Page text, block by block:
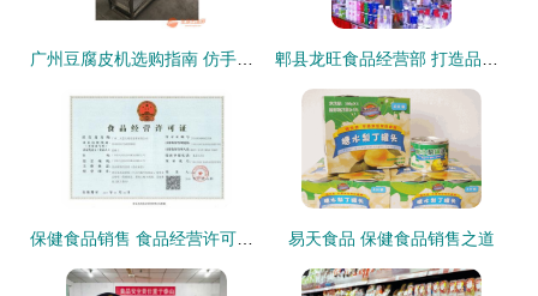
易天食品 保健食品销售之道